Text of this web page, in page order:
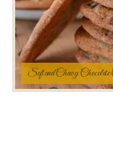
Soft and Chewy